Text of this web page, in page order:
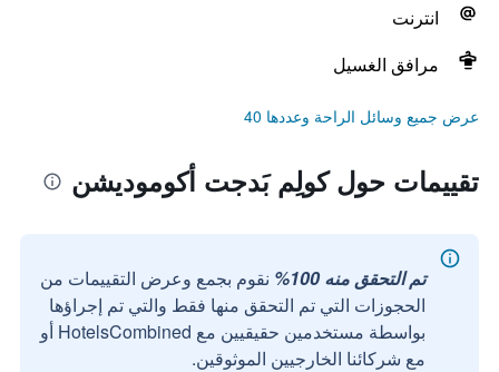
انترنت
مرافق الغسيل
عرض جميع وسائل الراحة وعددها 40
تقييمات حول كولِم بَدجت أكوموديشن
تم التحقق منه 100%
نقوم بجمع وعرض التقييمات من
الحجوزات التي تم التحقق منها فقط والتي تم إجراؤها
بواسطة مستخدمين حقيقيين مع HotelsCombined أو
مع شركائنا الخارجيين الموثوقين.